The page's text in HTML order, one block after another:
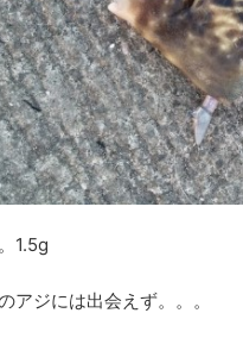
1.5g
アジには出会えず。。。